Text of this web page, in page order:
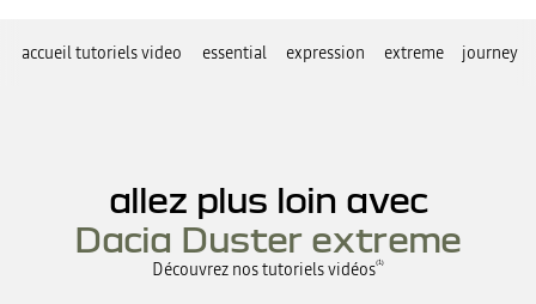
accueil tutoriels video essential expression extreme journey
allez plus loin avec
Dacia Duster extreme
Découvrez nos tutoriels vidéos⁽¹⁾